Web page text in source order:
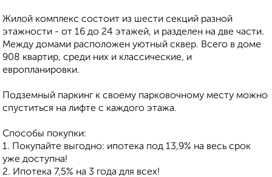
Жилой комплекс состоит из шести секций разной
этажности - от 16 до 24 этажей, и разделен на две части.
Между домами расположен уютный сквер. Всего в доме
908 квартир, среди них и классические, и
европланировки.
Подземный паркинг к своему парковочному месту можно
спуститься на лифте с каждого этажа.
Способы покупки:
1. Покупайте выгодно: ипотека под 13,9% на весь срок
уже доступна!
2. Ипотека 7,5% на 3 года для всех!